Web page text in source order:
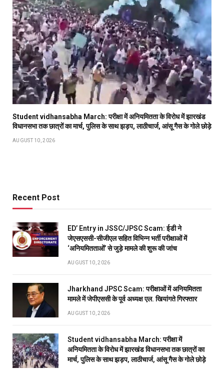
Student vidhansabha March: परीक्षा में अनियमितता के विरोध में झारखंड
विधानसभा तक छात्रों का मार्च, पुलिस के साथ झड़प, लाठीचार्ज, आंसू गैस के गोले छोड़े
AUGUST 10, 2026
Recent Post
ED’ Entry in JSSC/JPSC Scam: ईडी ने
जेएसएससी-सीजीएल सहित विभिन्न भर्ती परीक्षाओं में
‘अनियमितताओं’ से जुड़े मामले की शुरू की जांच
AUGUST 10, 2026
Jharkhand JPSC Scam: परीक्षाओं में अनियमितता
मामले में जेपीएससी के पूर्व अध्यक्ष एल. खियांगते गिरफ्तार
AUGUST 10, 2026
Student vidhansabha March: परीक्षा में
अनियमितता के विरोध में झारखंड विधानसभा तक छात्रों का
मार्च, पुलिस के साथ झड़प, लाठीचार्ज, आंसू गैस के गोले छोड़े